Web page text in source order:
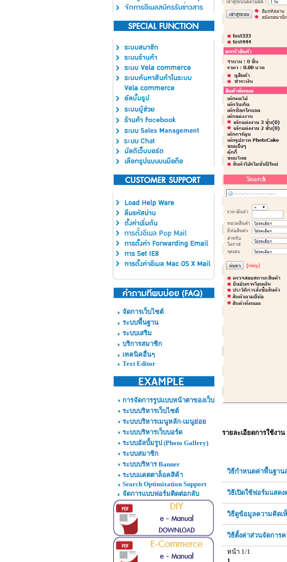
จัดการเว็บไซต์
ระบบพื้นฐาน
ระบบเสริม
บริการสมาชิก
เทคนิคอื่นๆ
Text Editor
การจัดการรูปแบบหน้าตาของเว็บไซต์
ระบบบริหารเว็บไซต์
ระบบบริหารเมนูหลัก-เมนูย่อย
ระบบบริหารเว็บบอร์ด
ระบบอัลบั้มรูป (Photo Gallery)
ระบบสมาชิก
ระบบบริหาร Banner
ระบบแคตตาล็อคสิค้า
Search Optimization Support
จัดการแบบฟอร์มติดต่อกลับ
รายละเอียดการใช้งา
วิธีกำหนดค่าพื้นฐาน
วิธีเปิดใช้ฟอร์มแสด
วิธีดูข้อมูลความคิดเ
วิธีตั้งค่าส่วนจัดการ
หน้า 1/1